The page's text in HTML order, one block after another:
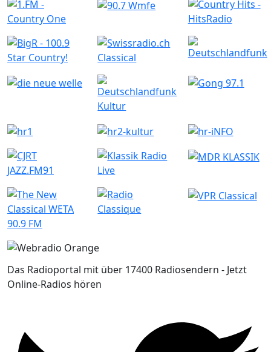
Das Radioportal mit über 17400 Radiosendern - Jetzt
Online-Radios hören